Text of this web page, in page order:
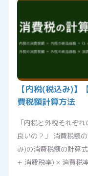
【内税(税込み)】
費税額計算方法
「内税と外税それぞ
良いの？」 消費税額
み)の消費税額の計算
+ 消費税率) × 消費税